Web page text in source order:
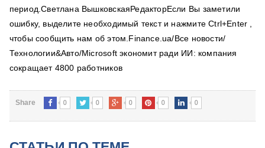
период.Светлана ВышковскаяРедакторЕсли Вы заметили
ошибку, выделите необходимый текст и нажмите Ctrl+Enter ,
чтобы сообщить нам об этом.Finance.ua/Все новости/
Технологии&Авто/Microsoft экономит ради ИИ: компания
сокращает 4800 работников
Share 0 0 0 0 0